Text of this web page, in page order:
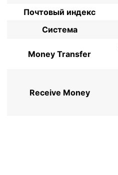
Почтовый индекс
Система
Money Transfer
Receive Money